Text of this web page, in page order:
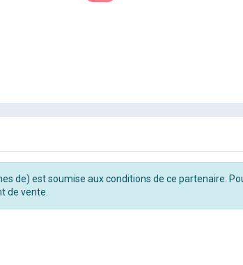
de) est soumise aux conditions de ce partenaire.
de vente.